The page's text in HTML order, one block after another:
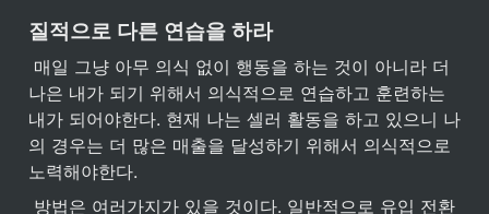
질적으로 다른 연습을 하라
나은 내가 되기 위해서 의식적으로 연습하고 훈련하는
내가 되어야한다. 현재 나는 셀러 활동을 하고 있으니 나
의 경우는 더 많은 매출을 달성하기 위해서 의식적으로
노력해야한다.